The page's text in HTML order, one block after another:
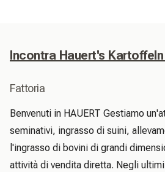
Incontra Hauert's Kartoffeln
Fattoria
Benvenuti in HAUERT Gestiamo
seminativi, ingrasso di suini,
l'ingrasso di bovini di grandi
attività di vendita diretta. Negli